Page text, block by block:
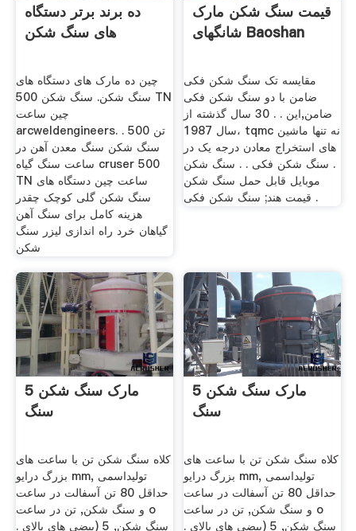
ده برند برتر دستگاه
های سنگ شکن
چین ده مارک های دستگاه های
سنگ شکن. سنگ شکن 500 TN
چین ساعت
arcweldengineers. . 500 تن
سنگ شکن سنگ معدن آهن در
ساعت سنگ گیاه cruser 500
TN ساعت چین دستگاه های
سنگ شکن گلی کوچک چقدر
هزینه کامل برای سنگ آهن
گیاهان خرد راه اندازی لیزر سنگ
شکن
قیمت سنگ شکن مارک
شانگهای Baoshan
مقایسه تک سنگ شکن فکی
ضامن با دو سنگ شکن فکی
ضامن,این . . 30 سال گذشته از
سال 1987، tqmc نه تنها ماشین
های استخراج معادن درجه یک در
. سنگ شکن فکی . . سنگ شکن
موبایل قابل حمل سنگ شکن
قیمت هند; سنگ شکن فکی .
5 مارک سنگ شکن
سنگ
کلاه سنگ شکن تن با ساعت های
بزرگ درایو mm, تولیداسمی
حداقل 80 تن آسفالت در ساعت
و سنگ شکن, تن در ساعت o
سنگ شکن, 5 (بیضی های بالای .
5 مارک سنگ شکن
سنگ
کلاه سنگ شکن تن با ساعت های
بزرگ درایو mm, تولیداسمی
حداقل 80 تن آسفالت در ساعت
و سنگ شکن, تن در ساعت o
سنگ شکن, 5 (بیضی های بالای .